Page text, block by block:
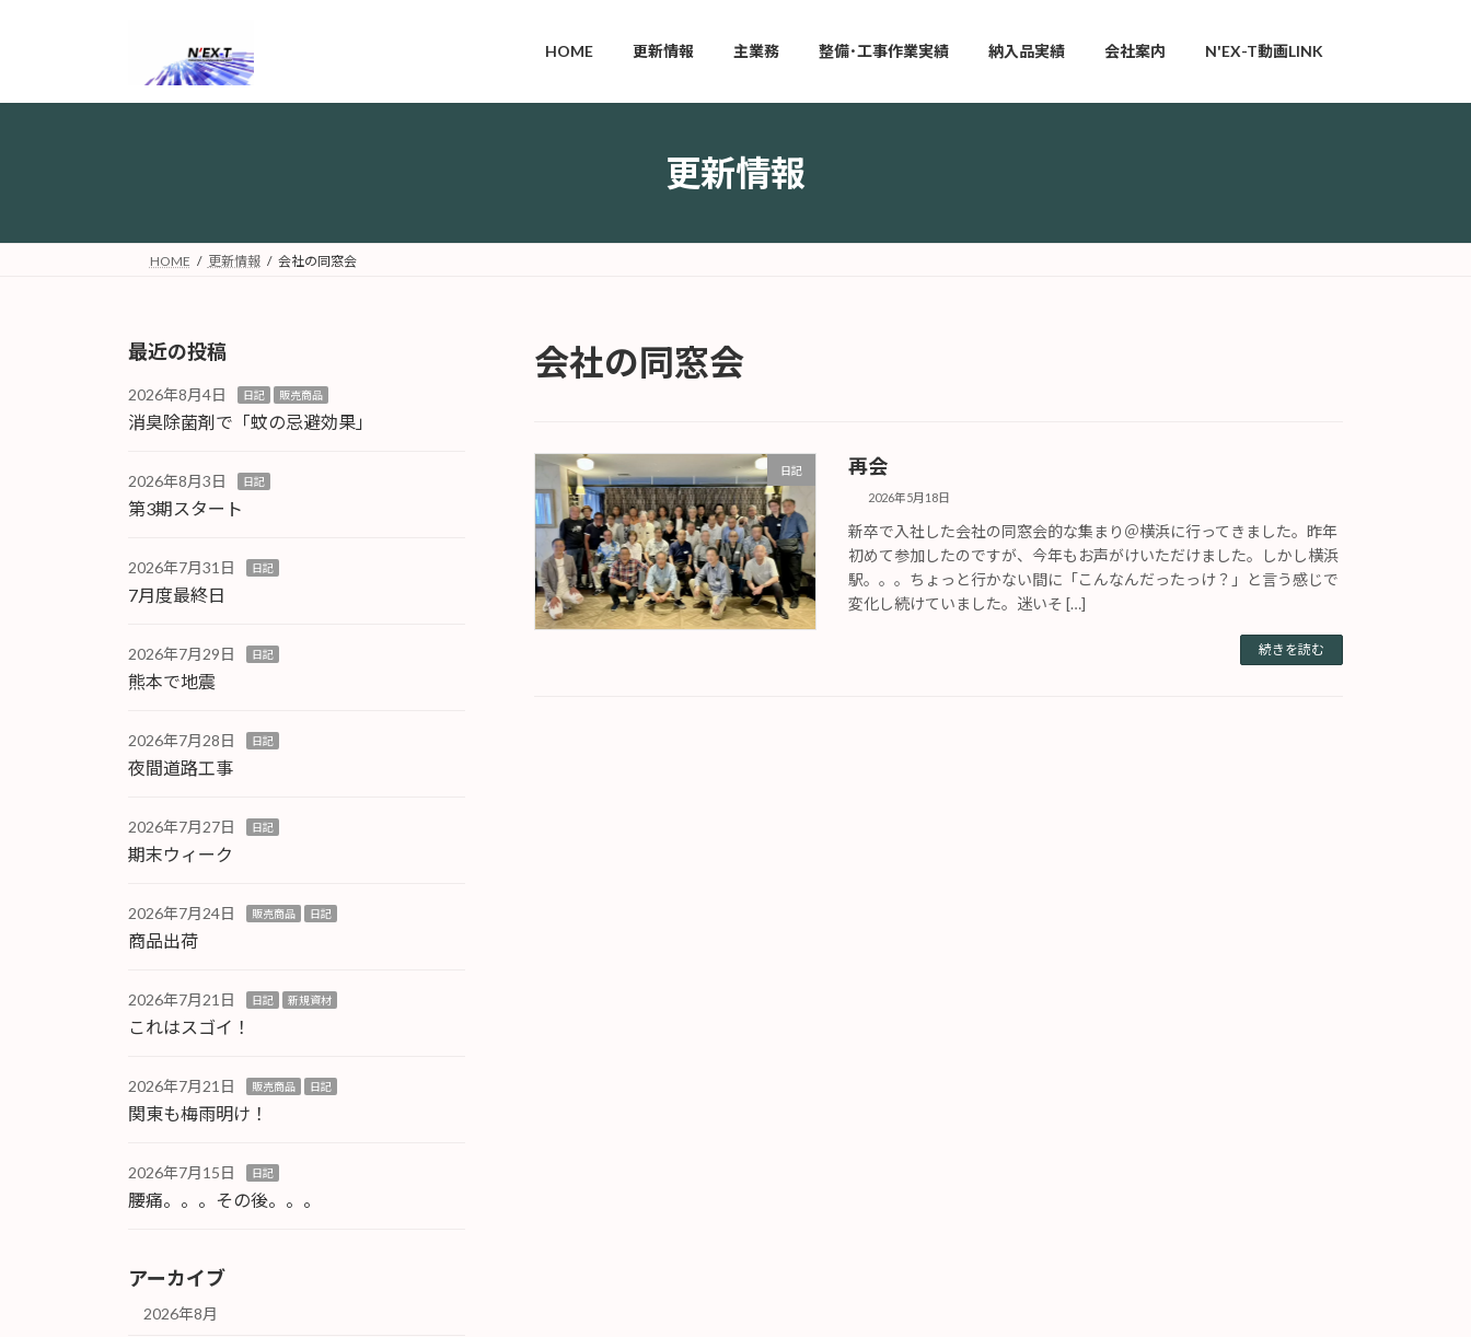
プ
動
HOME 更新情報 主業務 整備･工事作業実績 納入品実績 会社案内 N'EX-T動画LINK
更新情報
HOME 更新情報 会社の同窓会
会社の同窓会
日記 再会
2026年5月18日
新卒で入社した会社の同窓会的な集まり＠横浜に行ってきました。昨年
初めて参加したのですが、今年もお声がけいただけました。しかし横浜
駅。。。ちょっと行かない間に「こんなんだったっけ？」と言う感じで
変化し続けていました。迷いそ […]
続きを読む
最近の投稿
2026年8月4日 日記 販売商品
消臭除菌剤で「蚊の忌避効果」
2026年8月3日 日記
第3期スタート
2026年7月31日 日記
7月度最終日
2026年7月29日 日記
熊本で地震
2026年7月28日 日記
夜間道路工事
2026年7月27日 日記
期末ウィーク
2026年7月24日 販売商品 日記
商品出荷
2026年7月21日 日記 新規資材
これはスゴイ！
2026年7月21日 販売商品 日記
関東も梅雨明け！
2026年7月15日 日記
腰痛。。。その後。。。
アーカイブ
2026年8月